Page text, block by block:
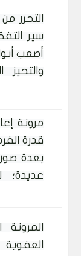
التحرر
سير
أصعب
والتحيز
مرونة
قدرة
بعدة
عديدة؛